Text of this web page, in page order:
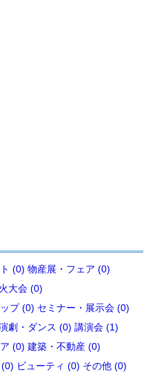
(0) 物産展・フェア (0)
大会 (0)
プ (0) セミナー・展示会 (0)
劇・ダンス (0) 講演会 (1)
(0) 建築・不動産 (0)
ビューティ (0) その他 (0)